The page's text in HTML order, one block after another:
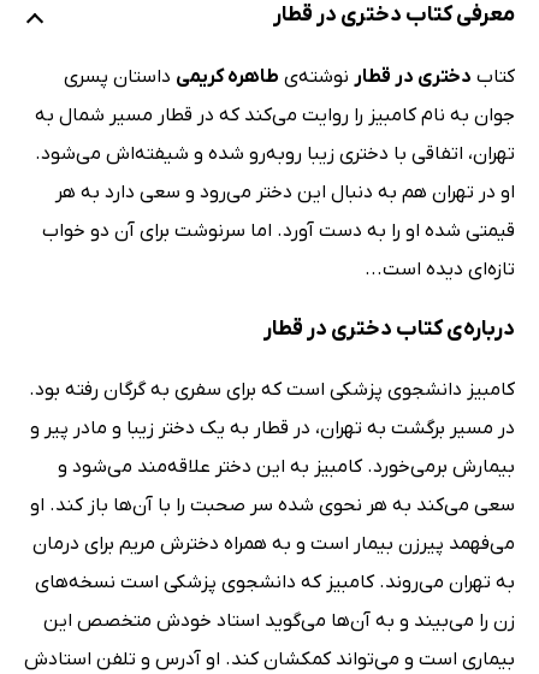
معرفی کتاب دختری در قطار
کتاب دختری در قطار نوشته‌ی طاهره کریمی داستان پسری
جوان به نام کامبیز را روایت می‌کند که در قطار مسیر شمال به
تهران، اتفاقی با دختری زیبا روبه‌رو شده و شیفته‌اش می‌شود.
او در تهران هم به دنبال این دختر می‌رود و سعی دارد به هر
قیمتی شده او را به دست آورد. اما سرنوشت برای آن دو خواب
تازه‌ای دیده است...
درباره‌ی کتاب دختری در قطار
کامبیز دانشجوی پزشکی است که برای سفری به گرگان رفته بود.
در مسیر برگشت به تهران، در قطار به یک دختر زیبا و مادر پیر و
بیمارش برمی‌خورد. کامبیز به این دختر علاقه‌مند می‌‎شود و
سعی می‌کند به هر نحوی شده سر صحبت را با آن‌ها باز کند. او
می‌فهمد پیرزن بیمار است و به همراه دخترش مریم برای درمان
به تهران می‌روند. کامبیز که دانشجوی پزشکی است نسخه‌های
زن را می‌بیند و به آن‌ها می‌گوید استاد خودش متخصص این
بیماری است و می‌تواند کمکشان کند. او آدرس و تلفن استادش